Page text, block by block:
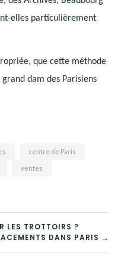
elles particulièrement
que cette méthode
dam des Parisiens
centre de Paris
ventes
LES TROTTOIRS ?
DANS PARIS →